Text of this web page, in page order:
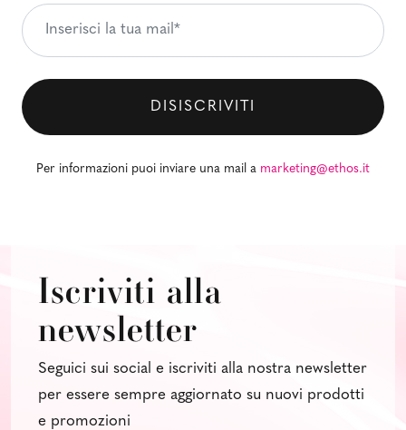
DISISCRIVITI
Per informazioni puoi inviare una mail a marketing@ethos.it
Iscriviti alla
newsletter
Seguici sui social e iscriviti alla nostra newsletter
per essere sempre aggiornato su nuovi prodotti
e promozioni